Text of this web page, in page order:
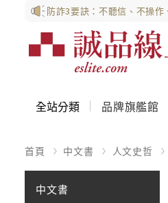
防詐3要訣：不聽信、不操作
全站分類 品牌旗艦館
首頁 中文書 人文史哲
中文書